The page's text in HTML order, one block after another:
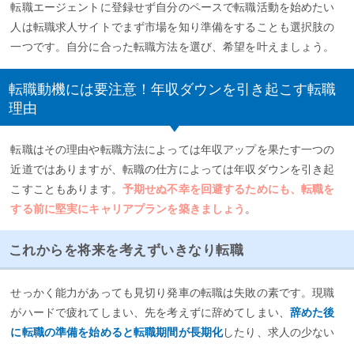
転職エージェントに登録せず自分のペースで転職活動を始めたい
人は転職求人サイトでまず市場を知り準備をすることも選択肢の
一つです。自分に合った転職方法を選び、希望を叶えましょう。
転職動機には要注意！年収ダウンを引き起こす転職
理由
転職はその理由や転職方法によっては年収アップを果たす一つの
近道ではありますが、転職の仕方によっては年収ダウンを引き起
こすこともあります。 予期せぬ不幸を回避するためにも、転職を
する前に堅実にキャリアプランを築きましょう 。
これからを将来を考えずいきなり転職
せっかく能力があっても見切り発車の転職は失敗の素です。現職
がハードで疲れてしまい、先を考えずに辞めてしまい、辞めた後
に転職の準備を始めると転職期間が長期化したり、求人の少ない